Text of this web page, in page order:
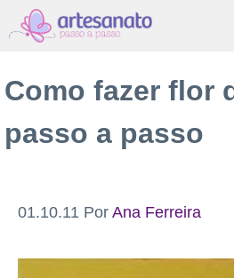
Pular
para
conteúdo
Como fazer flor
passo a passo
01.10.11 Por Ana Ferreira